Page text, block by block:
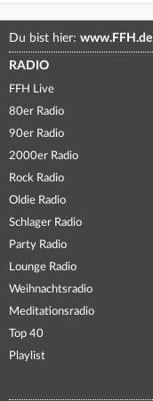
Du bist hier: www.FFH.de
RADIO
FFH Live
80er Radio
90er Radio
2000er Radio
Rock Radio
Oldie Radio
Schlager Radio
Party Radio
Lounge Radio
Weihnachtsradio
Meditationsradio
Top 40
Playlist